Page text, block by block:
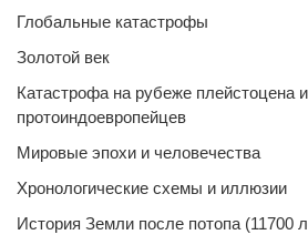
Глобальные катастрофы
Золотой век
Катастрофа на рубеже плейстоцена
протоиндоевропейцев
Мировые эпохи и человечества
Хронологические схемы и иллюзии
История Земли после потопа (11700